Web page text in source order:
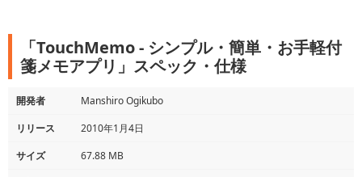
「TouchMemo - シンプル・簡単・お手軽付
箋メモアプリ」スペック・仕様
開発者
Manshiro Ogikubo
リリース
2010年1月4日
サイズ
67.88 MB